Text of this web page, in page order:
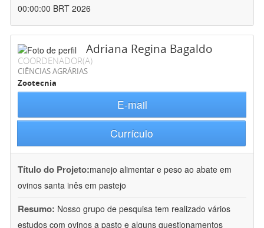
00:00:00 BRT 2026
Adriana Regina Bagaldo
COORDENADOR(A)
CIÊNCIAS AGRÁRIAS
Zootecnia
E-mail
Currículo
Título do Projeto:manejo alimentar e peso ao abate em
ovinos santa inês em pastejo
Resumo: Nosso grupo de pesquisa tem realizado vários
estudos com ovinos a pasto e alguns questionamentos